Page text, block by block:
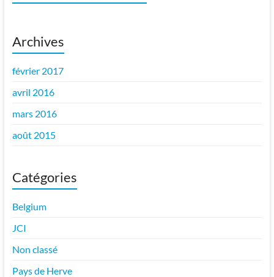
Archives
février 2017
avril 2016
mars 2016
août 2015
Catégories
Belgium
JCI
Non classé
Pays de Herve